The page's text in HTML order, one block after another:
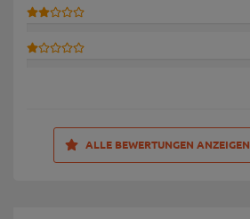
ALLE BEWERTUNGEN ANZEIGEN